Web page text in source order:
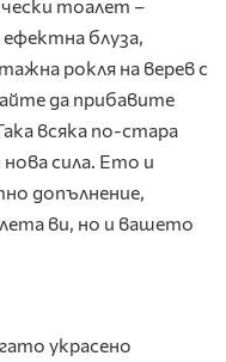
тоалет –
блуза,
рокля на верев с
да прибавите
всяка по-стара
нова сила. Ето и
допълнение,
ви, но и вашето
украсено